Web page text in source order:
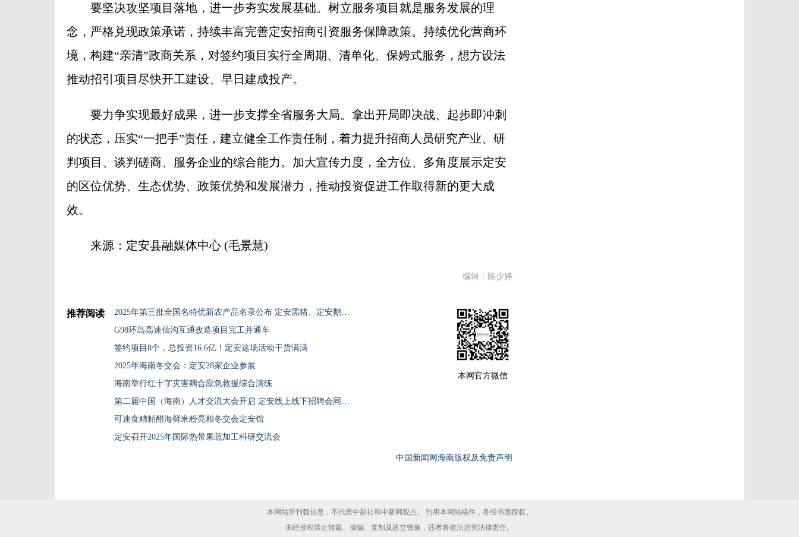
要坚决攻坚项目落地，进一步夯实发展基础。树立服务项目就是服务发展的理
念，严格兑现政策承诺，持续丰富完善定安招商引资服务保障政策。持续优化营商环
境，构建“亲清”政商关系，对签约项目实行全周期、清单化、保姆式服务，想方设法
推动招引项目尽快开工建设、早日建成投产。
要力争实现最好成果，进一步支撑全省服务大局。拿出开局即决战、起步即冲刺
的状态，压实“一把手”责任，建立健全工作责任制，着力提升招商人员研究产业、研
判项目、谈判磋商、服务企业的综合能力。加大宣传力度，全方位、多角度展示定安
的区位优势、生态优势、政策优势和发展潜力，推动投资促进工作取得新的更大成
效。
来源：定安县融媒体中心 (毛景慧)
编辑：陈少婷
推荐阅读
G98环岛高速仙沟互通改造项目完工并通车
签约项目8个，总投资16.6亿！定安这场活动干货满满
2025年海南冬交会：定安28家企业参展
海南举行红十字灾害耦合应急救援综合演练
可速食糟粕醋海鲜米粉亮相冬交会定安馆
定安召开2025年国际热带果蔬加工科研交流会
本网官方微信
中国新闻网海南版权及免责声明
本网站所刊载信息，不代表中新社和中新网观点。 刊用本网站稿件，务经书面授权。
未经授权禁止转载、摘编、复制及建立镜像，违者将依法追究法律责任。